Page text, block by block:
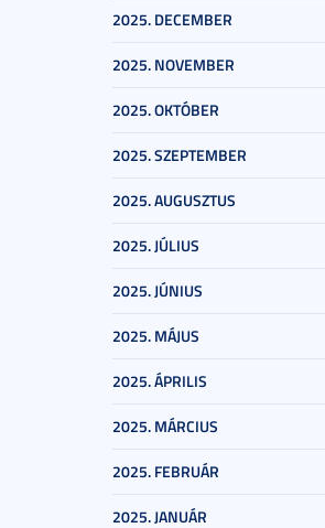
2025. DECEMBER
2025. NOVEMBER
2025. OKTÓBER
2025. SZEPTEMBER
2025. AUGUSZTUS
2025. JÚLIUS
2025. JÚNIUS
2025. MÁJUS
2025. ÁPRILIS
2025. MÁRCIUS
2025. FEBRUÁR
2025. JANUÁR